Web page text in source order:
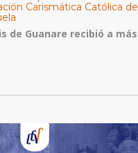
Carismática Católica de
de Guanare recibió a más